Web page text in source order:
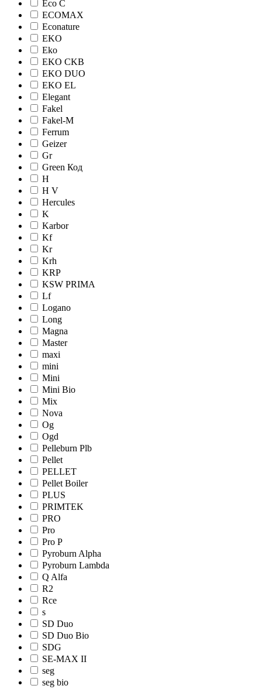
Eco С
ECOMAX
Econature
EKO
Eko
EKO CKB
EKO DUO
EKO EL
Elegant
Fakel
Fakel-M
Ferrum
Geizer
Gr
Green Код
H
H V
Hercules
K
Karbor
Kf
Kr
Krh
KRP
KSW PRIMA
Lf
Logano
Long
Magna
Master
maxi
mini
Mini
Mini Bio
Mix
Nova
Og
Ogd
Pelleburn Plb
Pellet
PELLET
Pellet Boiler
PLUS
PRIMTEK
PRO
Pro
Pro Р
Pyroburn Alpha
Pyroburn Lambda
Q Alfa
R2
Rce
s
SD Duo
SD Duo Bio
SDG
SE-MAX II
seg
seg bio